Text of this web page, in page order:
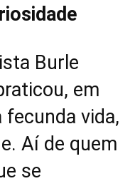
Burle
em
vida,
Aí de quem
se